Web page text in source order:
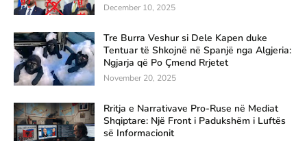
December 10, 2025
Tre Burra Veshur si Dele Kapen duke
Tentuar të Shkojnë në Spanjë nga Algjeria:
Ngjarja që Po Çmend Rrjetet
November 20, 2025
Rritja e Narrativave Pro-Ruse në Mediat
Shqiptare: Një Front i Padukshëm i Luftës
së Informacionit